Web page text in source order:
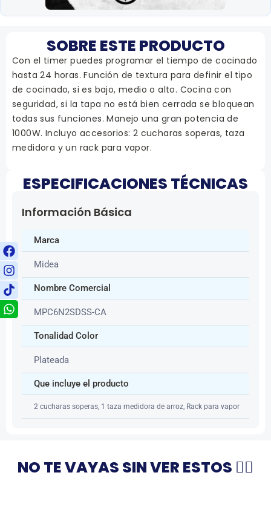
SOBRE ESTE PRODUCTO
Con el timer puedes programar el tiempo de cocinado
hasta 24 horas. Función de textura para definir el tipo
de cocinado, si es bajo, medio o alto. Cocina con
seguridad, si la tapa no está bien cerrada se bloquean
todas sus funciones. Manejo una gran potencia de
1000W. Incluyo accesorios: 2 cucharas soperas, taza
medidora y un rack para vapor.
ESPECIFICACIONES TÉCNICAS
Información Básica
Marca
Midea
Nombre Comercial
MPC6N2SDSS-CA
Tonalidad Color
Plateada
Que incluye el producto
2 cucharas soperas, 1 taza medidora de arroz, Rack para vapor
NO TE VAYAS SIN VER ESTOS 👇🏻